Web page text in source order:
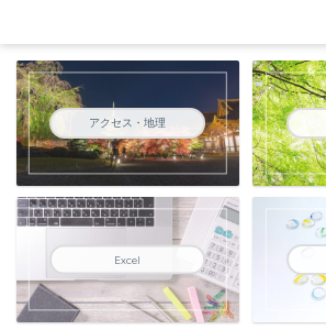
アクセス・地理
Excel